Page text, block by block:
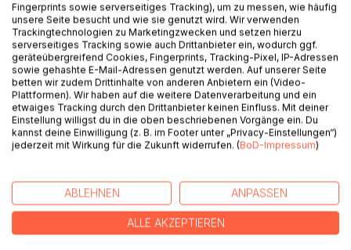
Auf die Merkliste
Titel bewerten
BESCHREIBUNG
Die Welt der Vögel ist faszinierend! Längst nicht alle Vögel
Deutschlands kommen in die Region
Braunschweig/Wolfenbüttel. Dennoch gibt es hier eine
Fingerprints sowie serverseitiges Tracking), um zu messen, wie häufig
unsere Seite besucht und wie sie genutzt wird. Wir verwenden
Trackingtechnologien zu Marketingzwecken und setzen hierzu
serverseitiges Tracking sowie auch Drittanbieter ein, wodurch ggf.
geräteübergreifend Cookies, Fingerprints, Tracking-Pixel, IP-Adressen
sowie gehashte E-Mail-Adressen genutzt werden. Auf unserer Seite
betten wir zudem Drittinhalte von anderen Anbietern ein (Video-
Plattformen). Wir haben auf die weitere Datenverarbeitung und ein
etwaiges Tracking durch den Drittanbieter keinen Einfluss. Mit deiner
Einstellung willigst du in die oben beschriebenen Vorgänge ein. Du
kannst deine Einwilligung (z. B. im Footer unter „Privacy-Einstellungen“)
jederzeit mit Wirkung für die Zukunft widerrufen. (BoD-Impressum)
ABLEHNEN ANPASSEN
ALLE AKZEPTIEREN